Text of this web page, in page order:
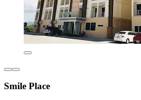
Smile Place